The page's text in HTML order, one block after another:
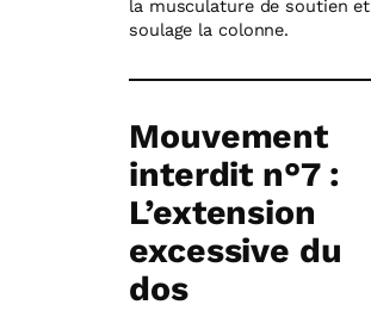
la musculature de soutien et
soulage la colonne.
Mouvement
interdit n°7 :
L’extension
excessive du
dos